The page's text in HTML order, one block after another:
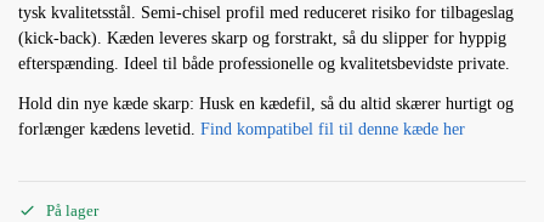
tysk kvalitetsstål. Semi-chisel profil med reduceret risiko for tilbageslag
(kick-back). Kæden leveres skarp og forstrakt, så du slipper for hyppig
efterspænding. Ideel til både professionelle og kvalitetsbevidste private.
Hold din nye kæde skarp: Husk en kædefil, så du altid skærer hurtigt og
forlænger kædens levetid. Find kompatibel fil til denne kæde her
På lager